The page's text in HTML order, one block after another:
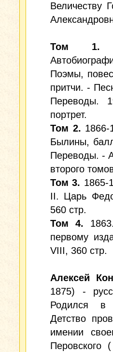
Величеству
Том 1.
Поэмы,
притчи. -
Переводы.
портрет.
Том 2.
Былины,
Переводы. -
второго
Том 3. 1865-
II. Царь
560 стр.
Том 4.
первому
VIII, 360 стр.
Алексей
1875) -
Родился в
Детство
имении
Перовского